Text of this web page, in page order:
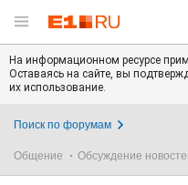
На информационном ресурсе
Оставаясь на сайте, вы
их использование.
Поиск по форумам
Общение Обсуждение